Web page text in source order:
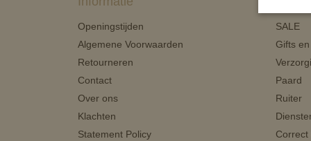
Openingstijden
Algemene Voorwaarden
Retourneren
Contact
Over ons
Klachten
Statement Policy
SALE
Gifts
Paard
Ruiter
Correct